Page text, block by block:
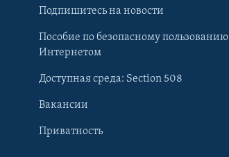
Learning English
Языки
Подпишитесь на новости
Пособие по безопасному пользованию
Интернетом
Доступная среда: Section 508
Вакансии
Приватность